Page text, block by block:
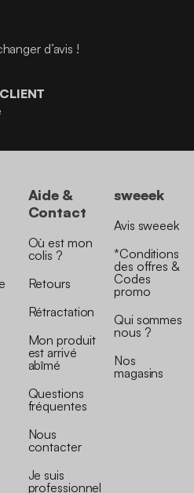
d’avis !
Aide &
Contact
Où est mon
colis ?
Retours
Rétractation
Mon produit
est arrivé
abîmé
Questions
fréquentes
Nous
contacter
Je suis
professionnel
sweeek
Avis sweeek
*Conditions
des offres &
Codes
promo
Qui sommes
nous ?
Nos
magasins